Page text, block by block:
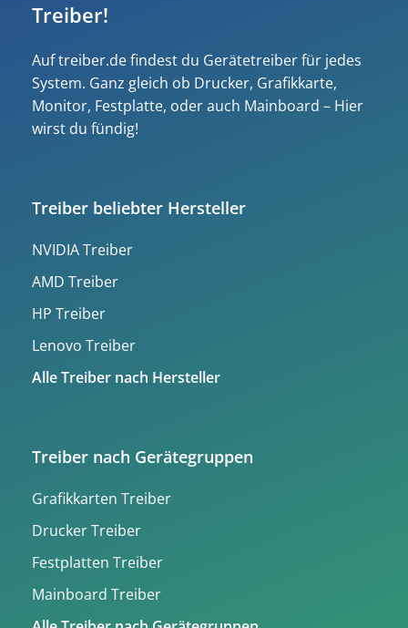
Treiber!
Auf treiber.de findest du Gerätetreiber für jedes
System. Ganz gleich ob Drucker, Grafikkarte,
Monitor, Festplatte, oder auch Mainboard – Hier
wirst du fündig!
Treiber beliebter Hersteller
NVIDIA Treiber
AMD Treiber
HP Treiber
Lenovo Treiber
Alle Treiber nach Hersteller
Treiber nach Gerätegruppen
Grafikkarten Treiber
Drucker Treiber
Festplatten Treiber
Mainboard Treiber